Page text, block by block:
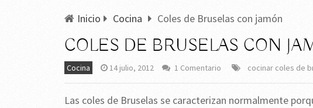
Inicio Cocina Coles de Bruselas con jamón
COLES DE BRUSELAS CON
Cocina 14 julio, 2012 1 Comentario cocinar coles de
Las coles de Bruselas se caracterizan normalmente